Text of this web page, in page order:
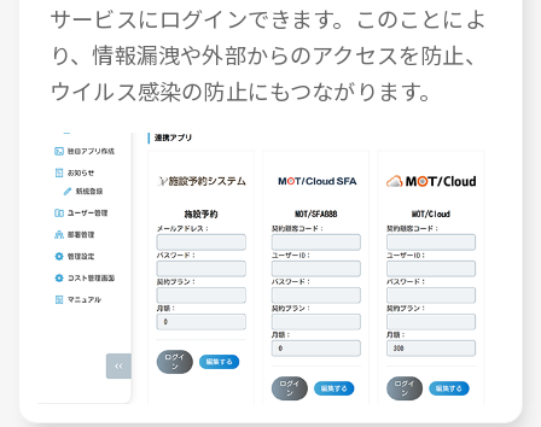
サービスにログインできます。このことによ
り、情報漏洩や外部からのアクセスを防止、
ウイルス感染の防止にもつながります。